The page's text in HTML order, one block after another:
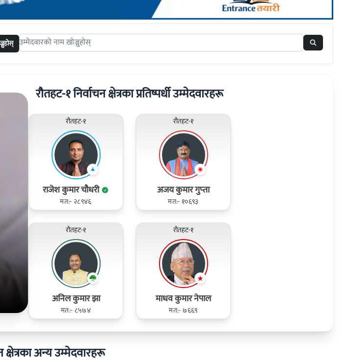
Search candidates
रौतहट-१ निर्वाचन क्षेत्रका प्रतिष्पर्धी उम्मेदवारहरू
रौतहट-१
राजेश कुमार चौधरी
मत:- २८९४६
रौतहट-१
अजय कुमार गुप्‍ता
मत:- १०६९३
रौतहट-१
अनिल कुमार झा
मत:- ८५७४
रौतहट-१
माधव कुमार नेपाल
मत:- ७६६९
क्षेत्रका अन्य उम्मेदवारहरू